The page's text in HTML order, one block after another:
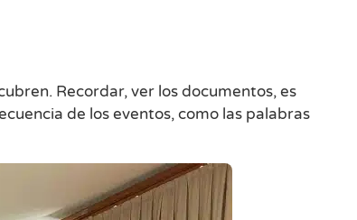
Recordar, ver los documentos, es
de los eventos, como las palabras